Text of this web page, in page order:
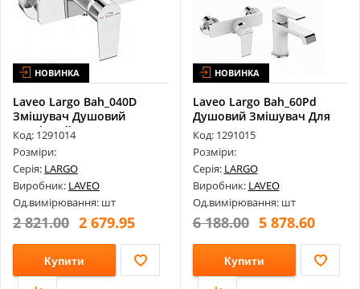
НОВИНКА
Laveo Largo Bah_040D
Змішувач Душовий
Настінний Без ...
Код: 1291014
Розміри:
Серія: LARGO
Виробник: LAVEO
Од.вимірювання: шт
2 821.00 2 679.95
Купити
НОВИНКА
Laveo Largo Bah_60Pd
Душовий Змішувач Для
Прихованог...
Код: 1291015
Розміри:
Серія: LARGO
Виробник: LAVEO
Од.вимірювання: шт
6 188.00 5 878.60
Купити